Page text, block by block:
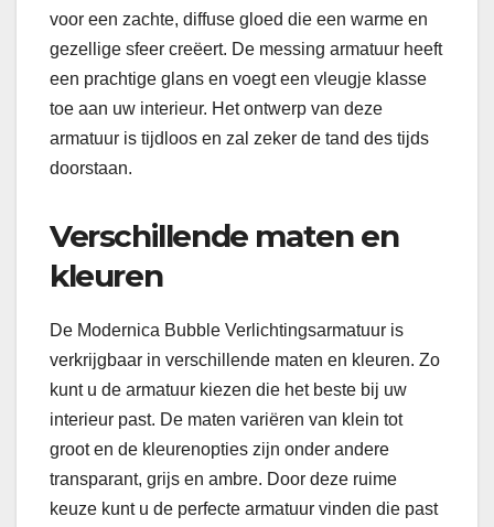
voor een zachte, diffuse gloed die een warme en
gezellige sfeer creëert. De messing armatuur heeft
een prachtige glans en voegt een vleugje klasse
toe aan uw interieur. Het ontwerp van deze
armatuur is tijdloos en zal zeker de tand des tijds
doorstaan.
Verschillende maten en
kleuren
De Modernica Bubble Verlichtingsarmatuur is
verkrijgbaar in verschillende maten en kleuren. Zo
kunt u de armatuur kiezen die het beste bij uw
interieur past. De maten variëren van klein tot
groot en de kleurenopties zijn onder andere
transparant, grijs en ambre. Door deze ruime
keuze kunt u de perfecte armatuur vinden die past